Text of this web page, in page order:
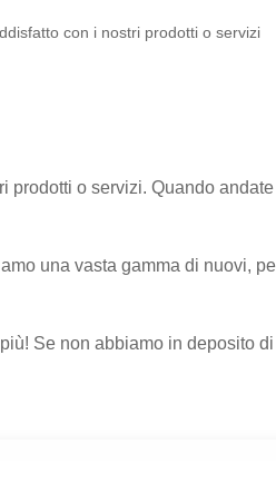
con i nostri prodotti o servizi
prodotti o servizi. Quando
una vasta gamma di nuovi,
Se non abbiamo in deposito